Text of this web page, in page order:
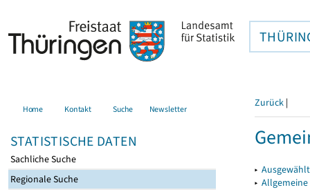
Home Kontakt Suche Newsletter
STATISTISCHE DATEN
Sachliche Suche
Regionale Suche
Zurück |
▸
▸